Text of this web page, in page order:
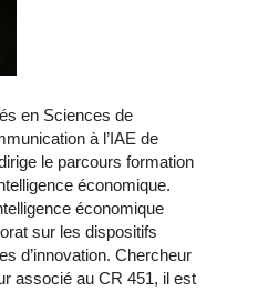
en Sciences de
à l’IAE de
le parcours formation
économique.
économique
sur les dispositifs
d’innovation. Chercheur
associé au CR 451, il est